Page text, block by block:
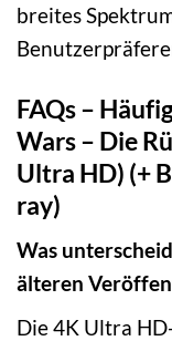
breites
FAQs –
Wars – Die
Ultra HD) (+
ray)
Was
älteren
Die 4K Ultra